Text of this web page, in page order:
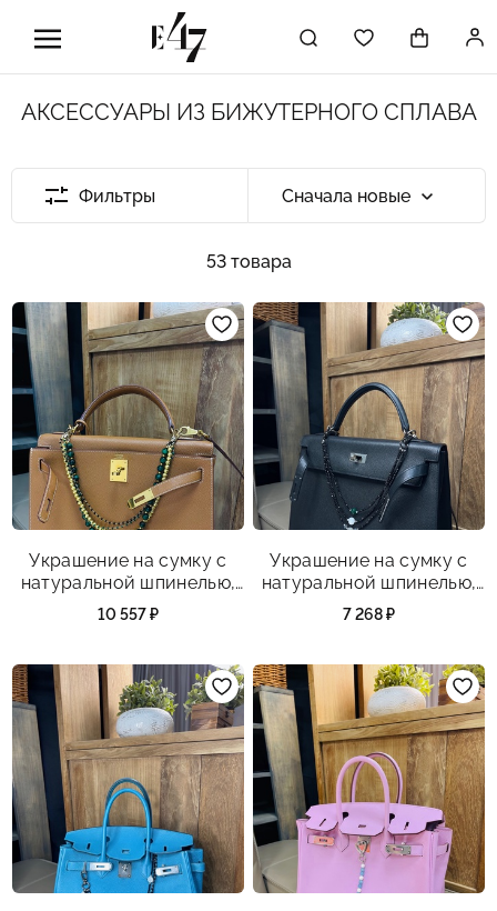
АКСЕССУАРЫ ИЗ БИЖУТЕРНОГО СПЛАВА
Фильтры Сначала новые
53 товара
Украшение на сумку с
натуральной шпинелью,
зеленым агатом,
позолоченной.
10 557 ₽
Украшение на сумку с
натуральной шпинелью,
перламутром,
7 268 ₽